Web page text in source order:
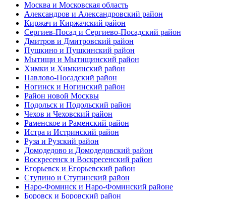
Москва и Московская область
Александров и Александровский район
Киржач и Киржачский район
Сергиев-Посад и Сергиево-Посадский район
Дмитров и Дмитровский район
Пушкино и Пушкинский район
Мытищи и Мытищинский район
Химки и Химкинский район
Павлово-Посадский район
Ногинск и Ногинский район
Район новой Москвы
Подольск и Подольский район
Чехов и Чеховский район
Раменское и Раменский район
Истра и Истринский район
Руза и Рузский район
Домодедово и Домодедовский район
Воскресенск и Воскресенский район
Егорьевск и Егорьевский район
Ступино и Ступинский район
Наро-Фоминск и Наро-Фоминский районе
Боровск и Боровский район